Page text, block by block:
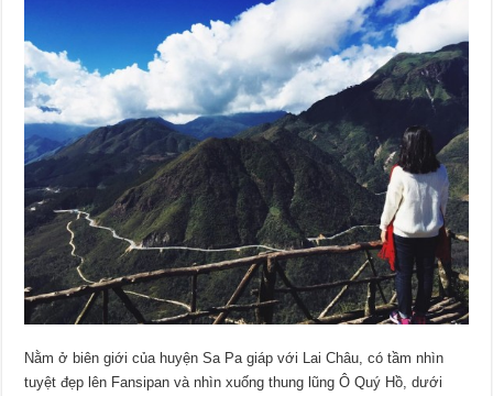
Nằm ở biên giới của huyện Sa Pa giáp với Lai Châu, có tầm nhìn
tuyệt đẹp lên Fansipan và nhìn xuống thung lũng Ô Quý Hồ, dưới